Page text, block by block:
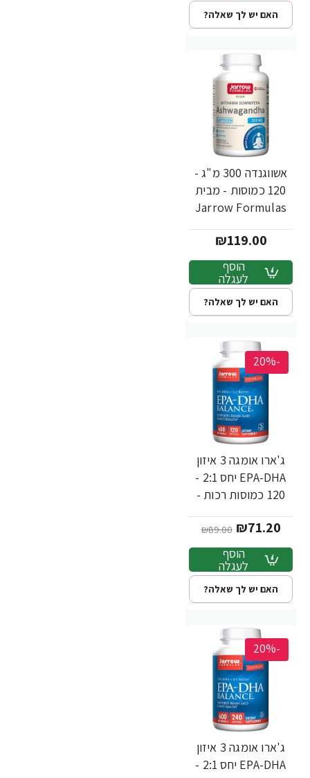
האם יש לך שאלה?
אשווגנדה 300 מ"ג -
120 כמוסות - מבית
Jarrow Formulas
₪119.00
הוסף
לעגלה
האם יש לך שאלה?
-20%
ג'ארו אומגה 3 איזון
EPA-DHA יחס 2:1 -
120 כמוסות רכות -
Formulas
₪71.20
₪89.00
הוסף
לעגלה
האם יש לך שאלה?
-20%
ג'ארו אומגה 3 איזון
EPA-DHA יחס 2:1 -